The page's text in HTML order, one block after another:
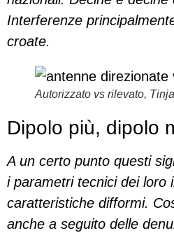
Interferenze
croate.
Autorizzato vs rilevato,
Dipolo più, dipolo
A un certo punto questi
i parametri tecnici dei loro
caratteristiche difformi.
anche a seguito delle